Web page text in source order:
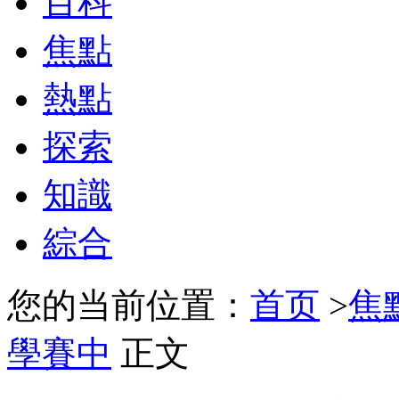
焦點
熱點
探索
知識
綜合
您的当前位置： 首页 >焦
學賽中 正文